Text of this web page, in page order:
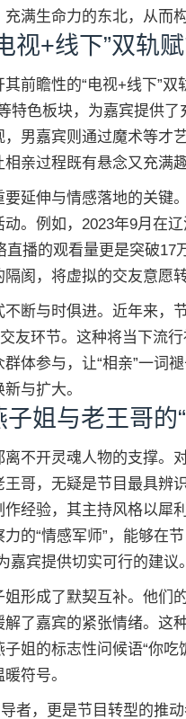
满生命力的东北，从而
视+线下”双轨
其前瞻性的“电视+线下”
特色板块，为嘉宾提供
男嘉宾则通过魔术等才
亲过程既有悬念又充满趣
延伸与情感落地的关键
。例如，2023年9月在
直播的观看量更是突破17
阂，将虚拟的交友意愿
断与时俱进。近年来，
友环节。这种将当下流
体参与，让“相亲”一词
与扩大。
姐与老王哥的
不开灵魂人物的支撑。
哥，无疑是节目最具辨
经验，其主持风格以犀
的“情感军师”，能够在
嘉宾提供切实可行的建议。
形成了默契互补。他们
了嘉宾的紧张情绪。这
姐的标志性问候语“你
符号。
者，更是节目转型的推